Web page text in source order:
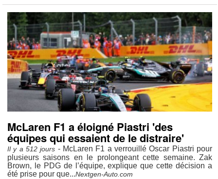
McLaren F1 a éloigné Piastri 'des
équipes qui essaient de le distraire'
Il y a 512 jours - McLaren F1 a verrouillé Oscar Piastri pour
plusieurs saisons en le prolongeant cette semaine. Zak
Brown, le PDG de l’équipe, explique que cette décision a
été prise pour que...Nextgen-Auto.com